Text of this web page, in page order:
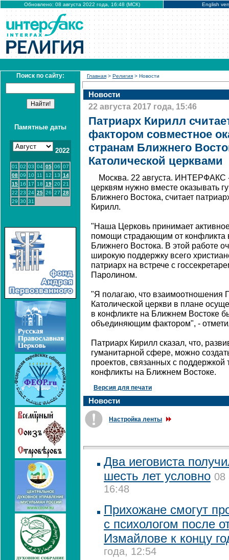
Обновлено: 08 августа 2022 года, 16:48 (МСК) English
Поиск по сайту:
Памятные даты
2022
01 02 03 04 05 06 07
08 09 10 11 12 13 14
15 16 17 18 19 20 21
22 23 24 25 26 27 28
29 30 31
Главная > Религия > Новости
Новости
22 августа 2017 года, 15:46
Патриарх Кирилл
фактором совместное
странам Ближнего
Католической церквами
Москва. 22 августа. ИНТЕРФАКС
церквям нужно вместе оказывать
Ближнего Востока, считает
Кирилл.
"Наша Церковь принимает
помощи страдающим от конфликта
Ближнего Востока. В этой работе
широкую поддержку всего
патриарх на встрече с
Паролином.
"Я полагаю, что взаимоотношения
Католической церкви в плане
в конфликте на Ближнем Востоке
объединяющим фактором", -
Патриарх Кирилл сказал, что,
гуманитарной сфере, можно
проектов, связанных с поддержкой
конфликты на Ближнем Востоке.
Версия для печати
Новости
Настройка ленты
Два иеговиста
шесть лет условно 08
16:48
Прихожане смогут
с психологом после
Измайлове к концу
года, 12:54